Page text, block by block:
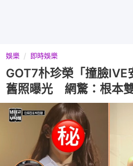
娛樂 即時娛樂
GOT7朴珍榮「撞臉IVE
舊照曝光 網驚：根本